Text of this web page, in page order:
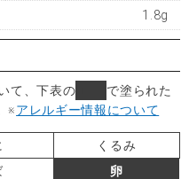
1.8g
て、下表の
で塗られた
※アレルギー情報について
くるみ
卵